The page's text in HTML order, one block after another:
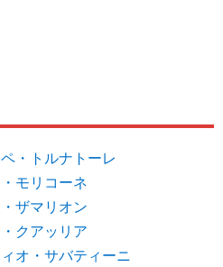
・トルナトーレ
モリコーネ
ザマリオン
クアッリア
オ・サバティーニ